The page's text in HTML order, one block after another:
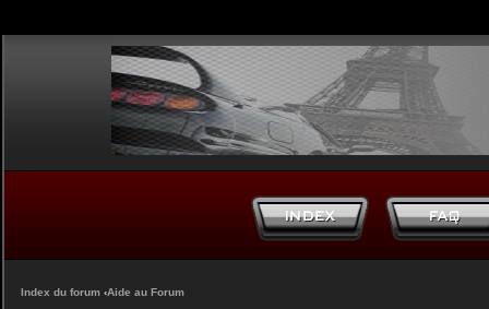
Index du forum ‹Aide au Forum